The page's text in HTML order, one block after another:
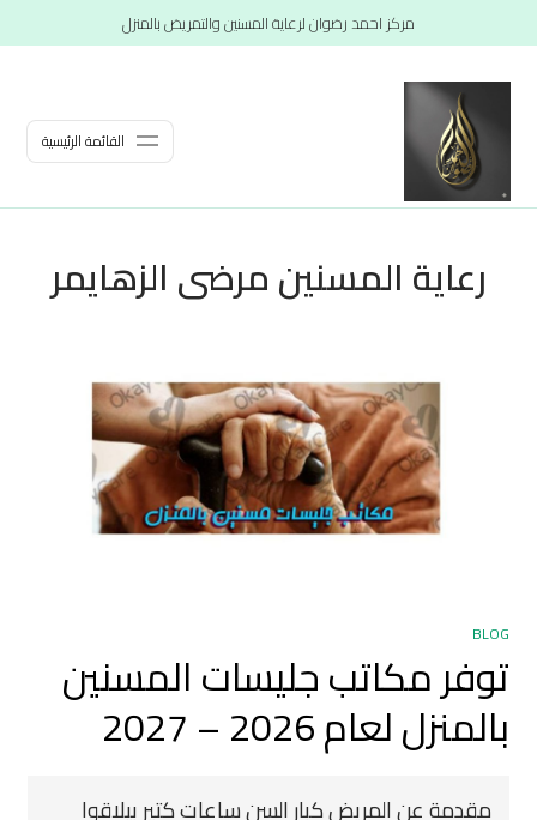
مركز احمد رضوان لرعاية المسنين والتمريض بالمنزل
القائمة الرئيسية
رعاية المسنين مرضى الزهايمر
BLOG
توفر مكاتب جليسات المسنين
بالمنزل لعام 2026 – 2027
مقدمة عن المريض كبار السن ساعات كتير بيلاقوا